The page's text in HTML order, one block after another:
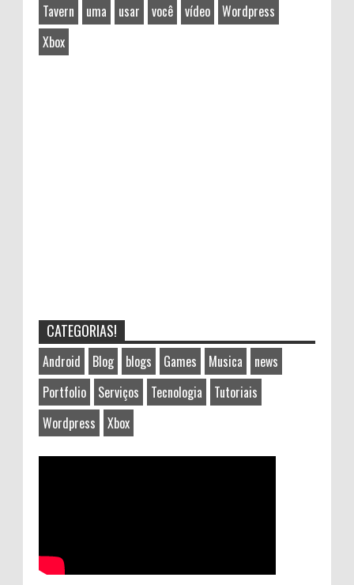
Tavern
uma usar você vídeo
Wordpress
Xbox
CATEGORIAS!
Android Blog blogs Games Musica
news
Portfolio
Serviços Tecnologia
Tutoriais
Wordpress
Xbox